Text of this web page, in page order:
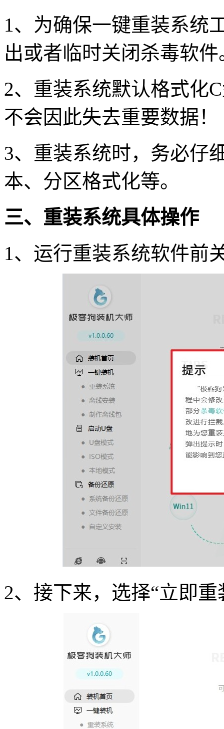
1 、为确保一键重装系统
出或者临时关闭杀毒软件
2、重装系统默认格式化C
不会因此失去重要数据！
3、重装系统时，务必仔
本、分区格式化等。
三、重装系统具体操作
1 、运行重装系统软件前
2、接下来，选择“立即